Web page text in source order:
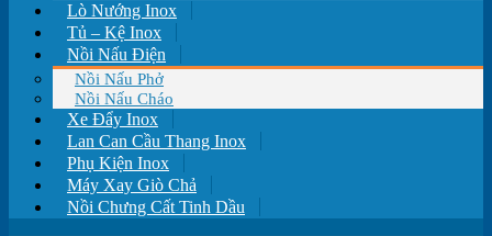
Lò Nướng Inox
Tủ – Kệ Inox
Nồi Nấu Điện
Nồi Nấu Phở
Nồi Nấu Cháo
Xe Đẩy Inox
Lan Can Cầu Thang Inox
Phụ Kiện Inox
Máy Xay Giò Chả
Nồi Chưng Cất Tinh Dầu